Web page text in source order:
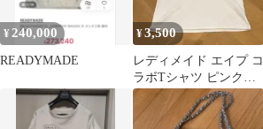
¥ 240,000
READYMADE
¥3,500
レディメイド エイプ コ
ラボTシャツ ピンクカ
モフラ